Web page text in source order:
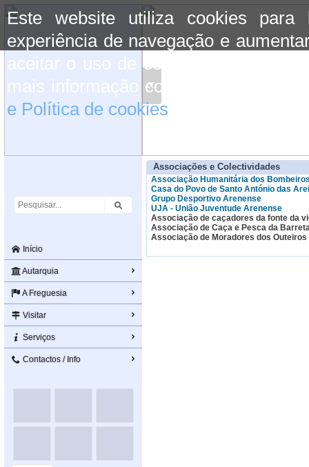
Este website utiliza cookies para
experiência de navegação e
aceitar o uso de cookies basta
mais informação consulte a
e Política de cookies
«
Início
Autarquia
A Freguesia
Visitar
Serviços
Contactos / Info
Associações e Colectividades
Associação Humanitária dos
Casa do Povo de Santo António das
Grupo Desportivo Arenense
UJA - União Juventude Arenense
Associação de caçadores da fonte da
Associação de Caça e Pesca da
Associação de Moradores dos Outeiros